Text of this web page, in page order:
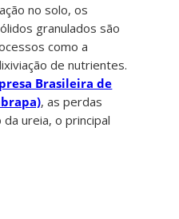
no solo, os
granulados são
como a
de nutrientes.
Brasileira de
, as perdas
ureia, o principal